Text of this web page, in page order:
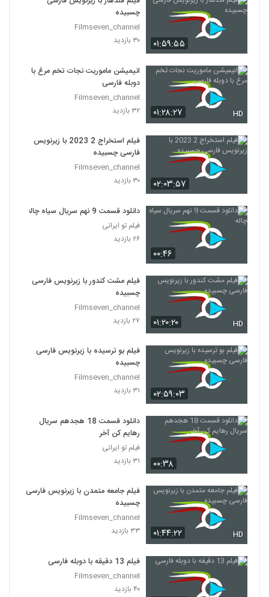
۰۱:۵۹:۵۵
چسبیده
Filmseven_channel
۳۰ بازدید
۰۱:۲۸:۲۷ HD
انیمیشن ماموریت نجات تخم مرغ با
دوبله فارسی
Filmseven_channel
۳۲ بازدید
۰۲:۰۳:۵۷
فیلم استخراج 2 2023 با زیرنویس
فارسی چسبیده
Filmseven_channel
۳۰ بازدید
۰۰:۴۶
دانلود قسمت 9 نهم سریال سیاه چاله
فیلم تو ایرانی
۲۶ بازدید
۰۱:۲۰:۲۰ HD
فیلم مشت کندور با زیرنویس فارسی
چسبیده
Filmseven_channel
۲۷ بازدید
۰۲:۵۹:۰۳
فیلم بو ترسیده با زیرنویس فارسی
چسبیده
Filmseven_channel
۳۱ بازدید
۰۰:۳۸
دانلود قسمت 18 هجدهم سریال
رهایم کن آخر
فیلم تو ایرانی
۳۱ بازدید
۰۱:۴۴:۲۲ HD
فیلم جامعه متمدن با زیرنویس فارسی
چسبیده
Filmseven_channel
۳۳ بازدید
فیلم 13 دقیقه با دوبله فارسی
Filmseven_channel
۴۰ بازدید